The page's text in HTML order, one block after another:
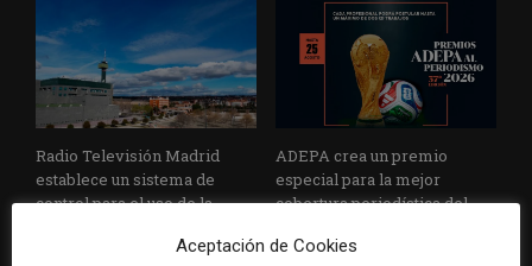
Radio Televisión Madrid
establece un sistema de
control para el uso de la
ADEPA crea un premio
especial para la mejor
cobertura periodística del
Aceptación de Cookies